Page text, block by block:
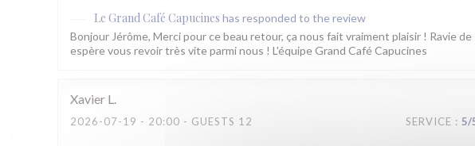
Le Grand Café Capucines has responded to the review
Bonjour Jérôme, Merci pour ce beau retour, ça nous fait vraiment plaisir ! Ravie
espère vous revoir très vite parmi nous ! L'équipe Grand Café Capucines
Xavier L
2026-07-19 - 20:00 - GUESTS 12 SERVICE : 5/